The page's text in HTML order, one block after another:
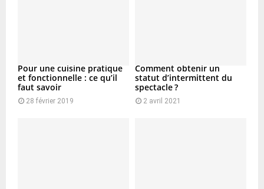
Pour une cuisine pratique
et fonctionnelle : ce qu’il
faut savoir
28 février 2019
Comment obtenir un
statut d’intermittent du
spectacle ?
2 avril 2021